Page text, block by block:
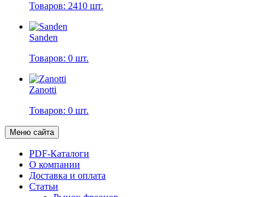
Товаров: 2410 шт.
Sanden
Товаров: 0 шт.
Zanotti
Товаров: 0 шт.
Меню сайта
PDF-Каталоги
О компании
Доставка и оплата
Статьи